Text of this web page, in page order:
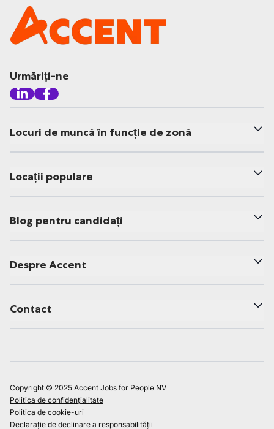
Urmăriți-ne
Locuri de muncă în funcție de zonă
Locații populare
Blog pentru candidați
Despre Accent
Contact
Copyright © 2025 Accent Jobs for People NV
Politica de confidențialitate
Politica de cookie-uri
Declarație de declinare a responsabilității